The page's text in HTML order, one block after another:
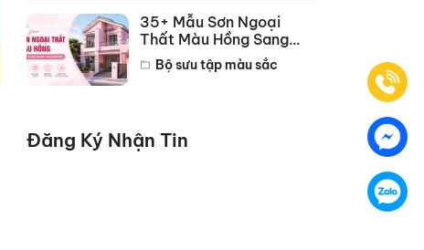
35+ Mẫu Sơn Ngoại
Thất Màu Hồng Sang
Trọng Đẹp Nhất 2026
Bộ sưu tập màu sắc
Đăng Ký Nhận Tin